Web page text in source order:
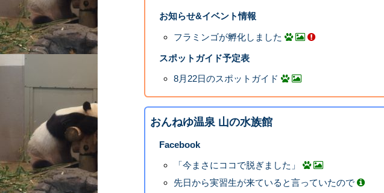
お知らせ&イベント情報
フラミンゴが孵化しました
スポットガイド予定表
8月22日のスポットガイド
おんねゆ温泉 山の水族館
Facebook
「今まさにココで脱ぎました」
先日から実習生が来ていると言っていたので